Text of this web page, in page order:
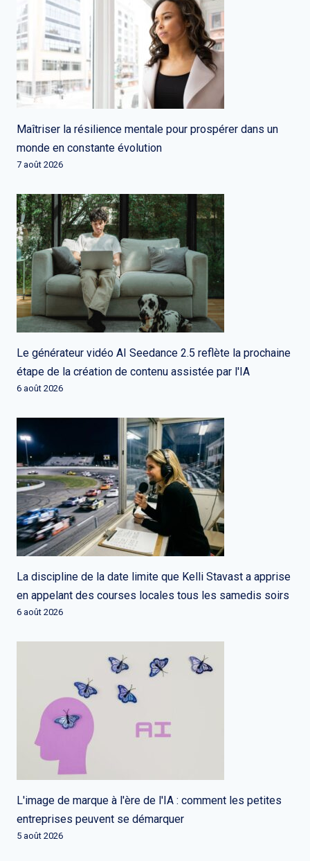
Maîtriser la résilience mentale pour prospérer dans un
monde en constante évolution
7 août 2026
Le générateur vidéo AI Seedance 2.5 reflète la prochaine
étape de la création de contenu assistée par l'IA
6 août 2026
La discipline de la date limite que Kelli Stavast a apprise
en appelant des courses locales tous les samedis soirs
6 août 2026
L'image de marque à l'ère de l'IA : comment les petites
entreprises peuvent se démarquer
5 août 2026